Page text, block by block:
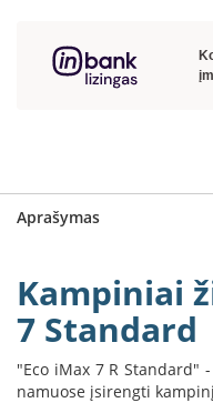
s
ø
r
o
n
i
Aprašymas
Kampiniai
7 Standard
"Eco iMax 7 R Standard"
namuose įsirengti